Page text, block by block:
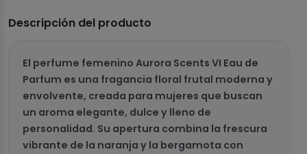
Descripción del producto
El perfume femenino Aurora Scents VI Eau de
Parfum es una fragancia floral frutal moderna y
envolvente, creada para mujeres que buscan
un aroma elegante, dulce y lleno de
personalidad. Su apertura combina la frescura
vibrante de la naranja y la bergamota con